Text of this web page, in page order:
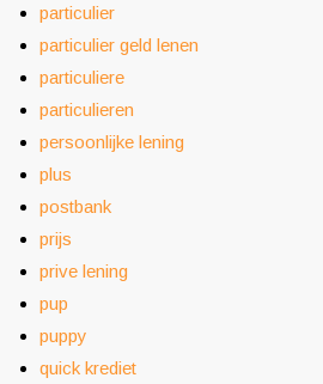
particulier
particulier geld lenen
particuliere
particulieren
persoonlijke lening
plus
postbank
prijs
prive lening
pup
puppy
quick krediet